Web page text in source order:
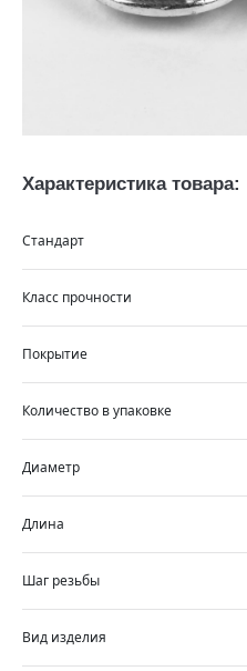
Характеристика товара:
Стандарт
Класс прочности
Покрытие
Количество в упаковке
Диаметр
Длина
Шаг резьбы
Вид изделия